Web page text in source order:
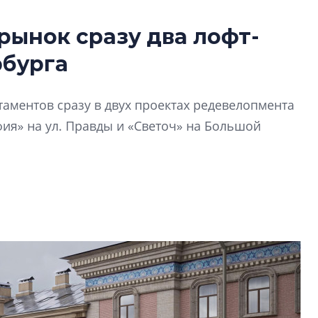
сразу два лофт-
сразу в двух проектах редевелопмента
на ул. Правды и «Светоч» на Большой
В Санкт-
девятый сезон
конкурса
строить и жить
В
Петербурга
центр